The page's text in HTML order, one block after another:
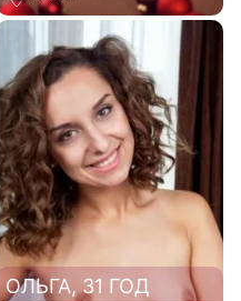
ОЛЬГА, 31 ГОД